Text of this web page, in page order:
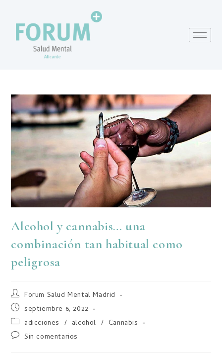
Alcohol y cannabis… una
combinación tan habitual como
peligrosa
Forum Salud Mental Madrid
septiembre 6, 2022
adicciones / alcohol / Cannabis
Sin comentarios